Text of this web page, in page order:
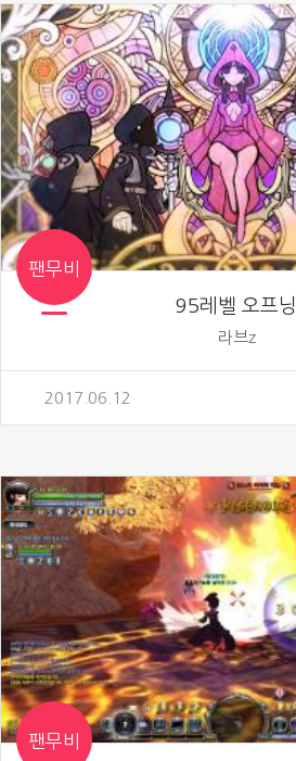
팬무비
95레벨 오프닝
라브z
2017.06.12
팬무비